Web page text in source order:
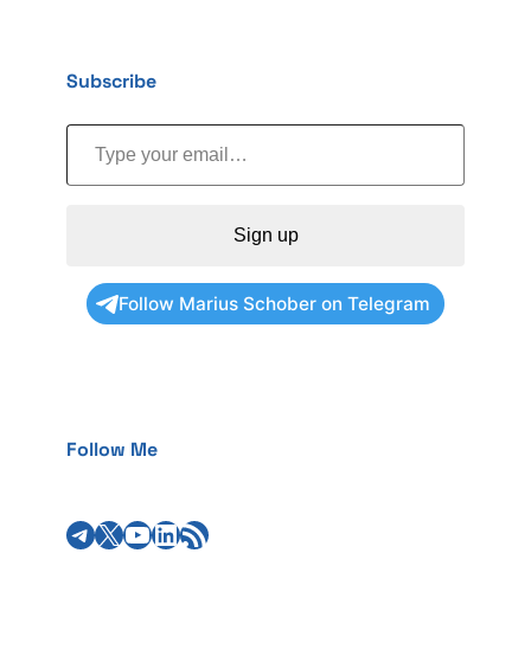
Subscribe
Type your email…
Sign up
Follow Marius Schober on Telegram
Follow Me
TelegramX YouTube LinkedIn RSS Feed